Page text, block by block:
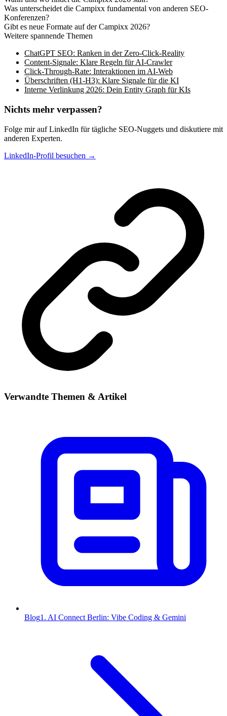
Was unterscheidet die Campixx fundamental von anderen SEO-
Konferenzen?
Gibt es neue Formate auf der Campixx 2026?
Weitere spannende Themen
ChatGPT SEO: Ranken in der Zero-Click-Reality
Content-Signale: Klare Regeln für AI-Crawler
Click-Through-Rate: Interaktionen im AI-Web
Überschriften (H1-H3): Klare Signale für die KI
Interne Verlinkung 2026: Dein Entity Graph für KIs
Nichts mehr verpassen?
Folge mir auf LinkedIn für tägliche SEO-Nuggets und diskutiere mit
anderen Experten.
LinkedIn-Profil besuchen →
Verwandte Themen & Artikel
Blog1. AI Connect Berlin: Vibe Coding & Gemini